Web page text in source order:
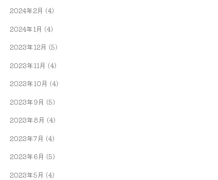
2024年2月 (4)
2024年1月 (4)
2023年12月 (5)
2023年11月 (4)
2023年10月 (4)
2023年9月 (5)
2023年8月 (4)
2023年7月 (4)
2023年6月 (5)
2023年5月 (4)